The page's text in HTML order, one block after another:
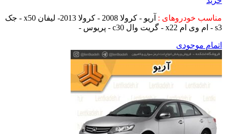
مناسب خودروهای :
آریو - کرولا 2008 - کرولا 2013- لیفان x50 - جک
s3 - ام وی ام x22 - گریت وال c30 - پریوس -
اتمام موجودی